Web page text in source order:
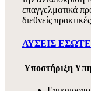
επαγγελματικά
διεθνείς
ΛΥΣΕΙΣ
Υποστήριξη